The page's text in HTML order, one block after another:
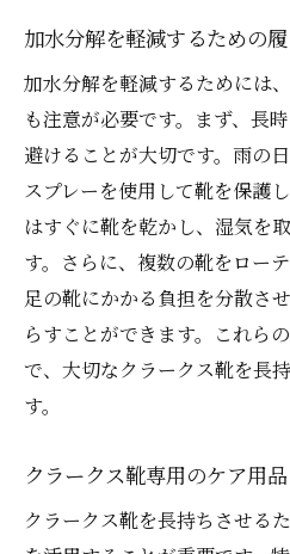
加水分解を軽減するための
加水分解を軽減するためには
も注意が必要です。まず、長
避けることが大切です。雨の
スプレーを使用して靴を保護
はすぐに靴を乾かし、湿気を
す。さらに、複数の靴をロー
足の靴にかかる負担を分散さ
らすことができます。これら
で、大切なクラークス靴を長
す。
クラークス靴専用のケア用
クラークス靴を長持ちさせる